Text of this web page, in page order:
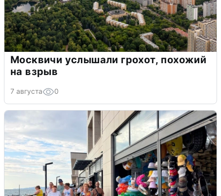
Москвичи услышали грохот, похожий
на взрыв
7 августа 0